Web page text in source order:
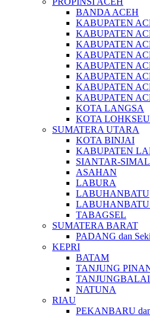
BANDA ACEH
KABUPATEN
KABUPATEN
KABUPATEN
KABUPATEN
KABUPATEN
KABUPATEN
KABUPATEN
KABUPATEN
KOTA LANGSA
KOTA
SUMATERA UTARA
KOTA BINJAI
KABUPATEN
SIANTAR-
ASAHAN
LABURA
LABUHANBATU
LABUHANBATU
TABAGSEL
SUMATERA BARAT
PADANG dan
KEPRI
BATAM
TANJUNG
NATUNA
RIAU
PEKANBARU